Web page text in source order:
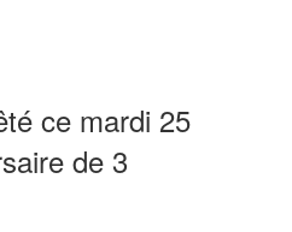
ce mardi 25
de 3